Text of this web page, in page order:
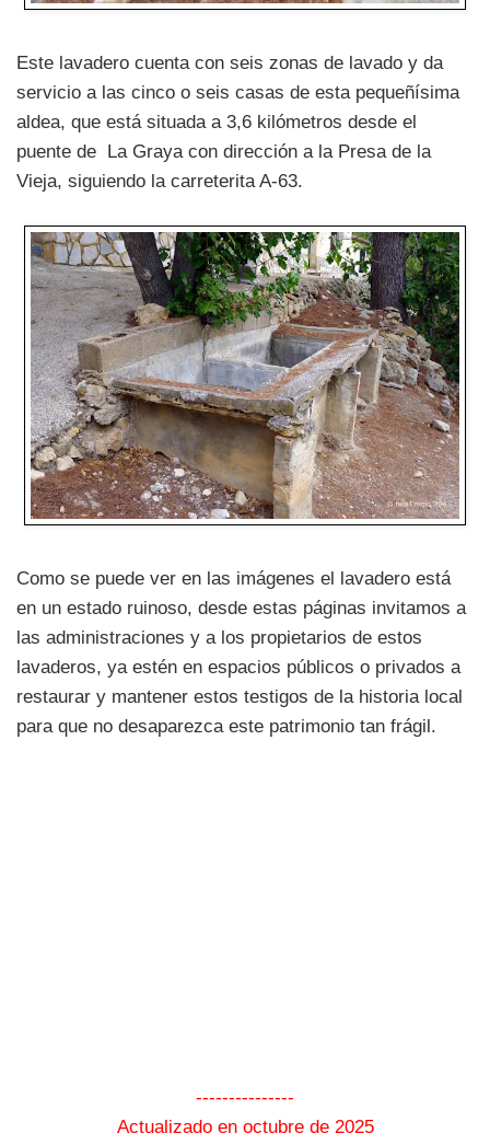
Este lavadero cuenta con seis zonas de lavado y da
servicio a las cinco o seis casas de esta pequeñísima
aldea, que está situada a 3,6 kilómetros desde el
puente de La Graya con dirección a la Presa de la
Vieja, siguiendo la carreterita A-63.
Como se puede ver en las imágenes el lavadero está
en un estado ruinoso, desde estas páginas invitamos a
las administraciones y a los propietarios de estos
lavaderos, ya estén en espacios públicos o privados a
restaurar y mantener estos testigos de la historia local
para que no desaparezca este patrimonio tan frágil.
---------------
Actualizado en octubre de 2025